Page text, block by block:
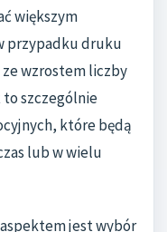
większym
przypadku druku
wzrostem liczby
to szczególnie
które będą
lub w wielu
jest wybór